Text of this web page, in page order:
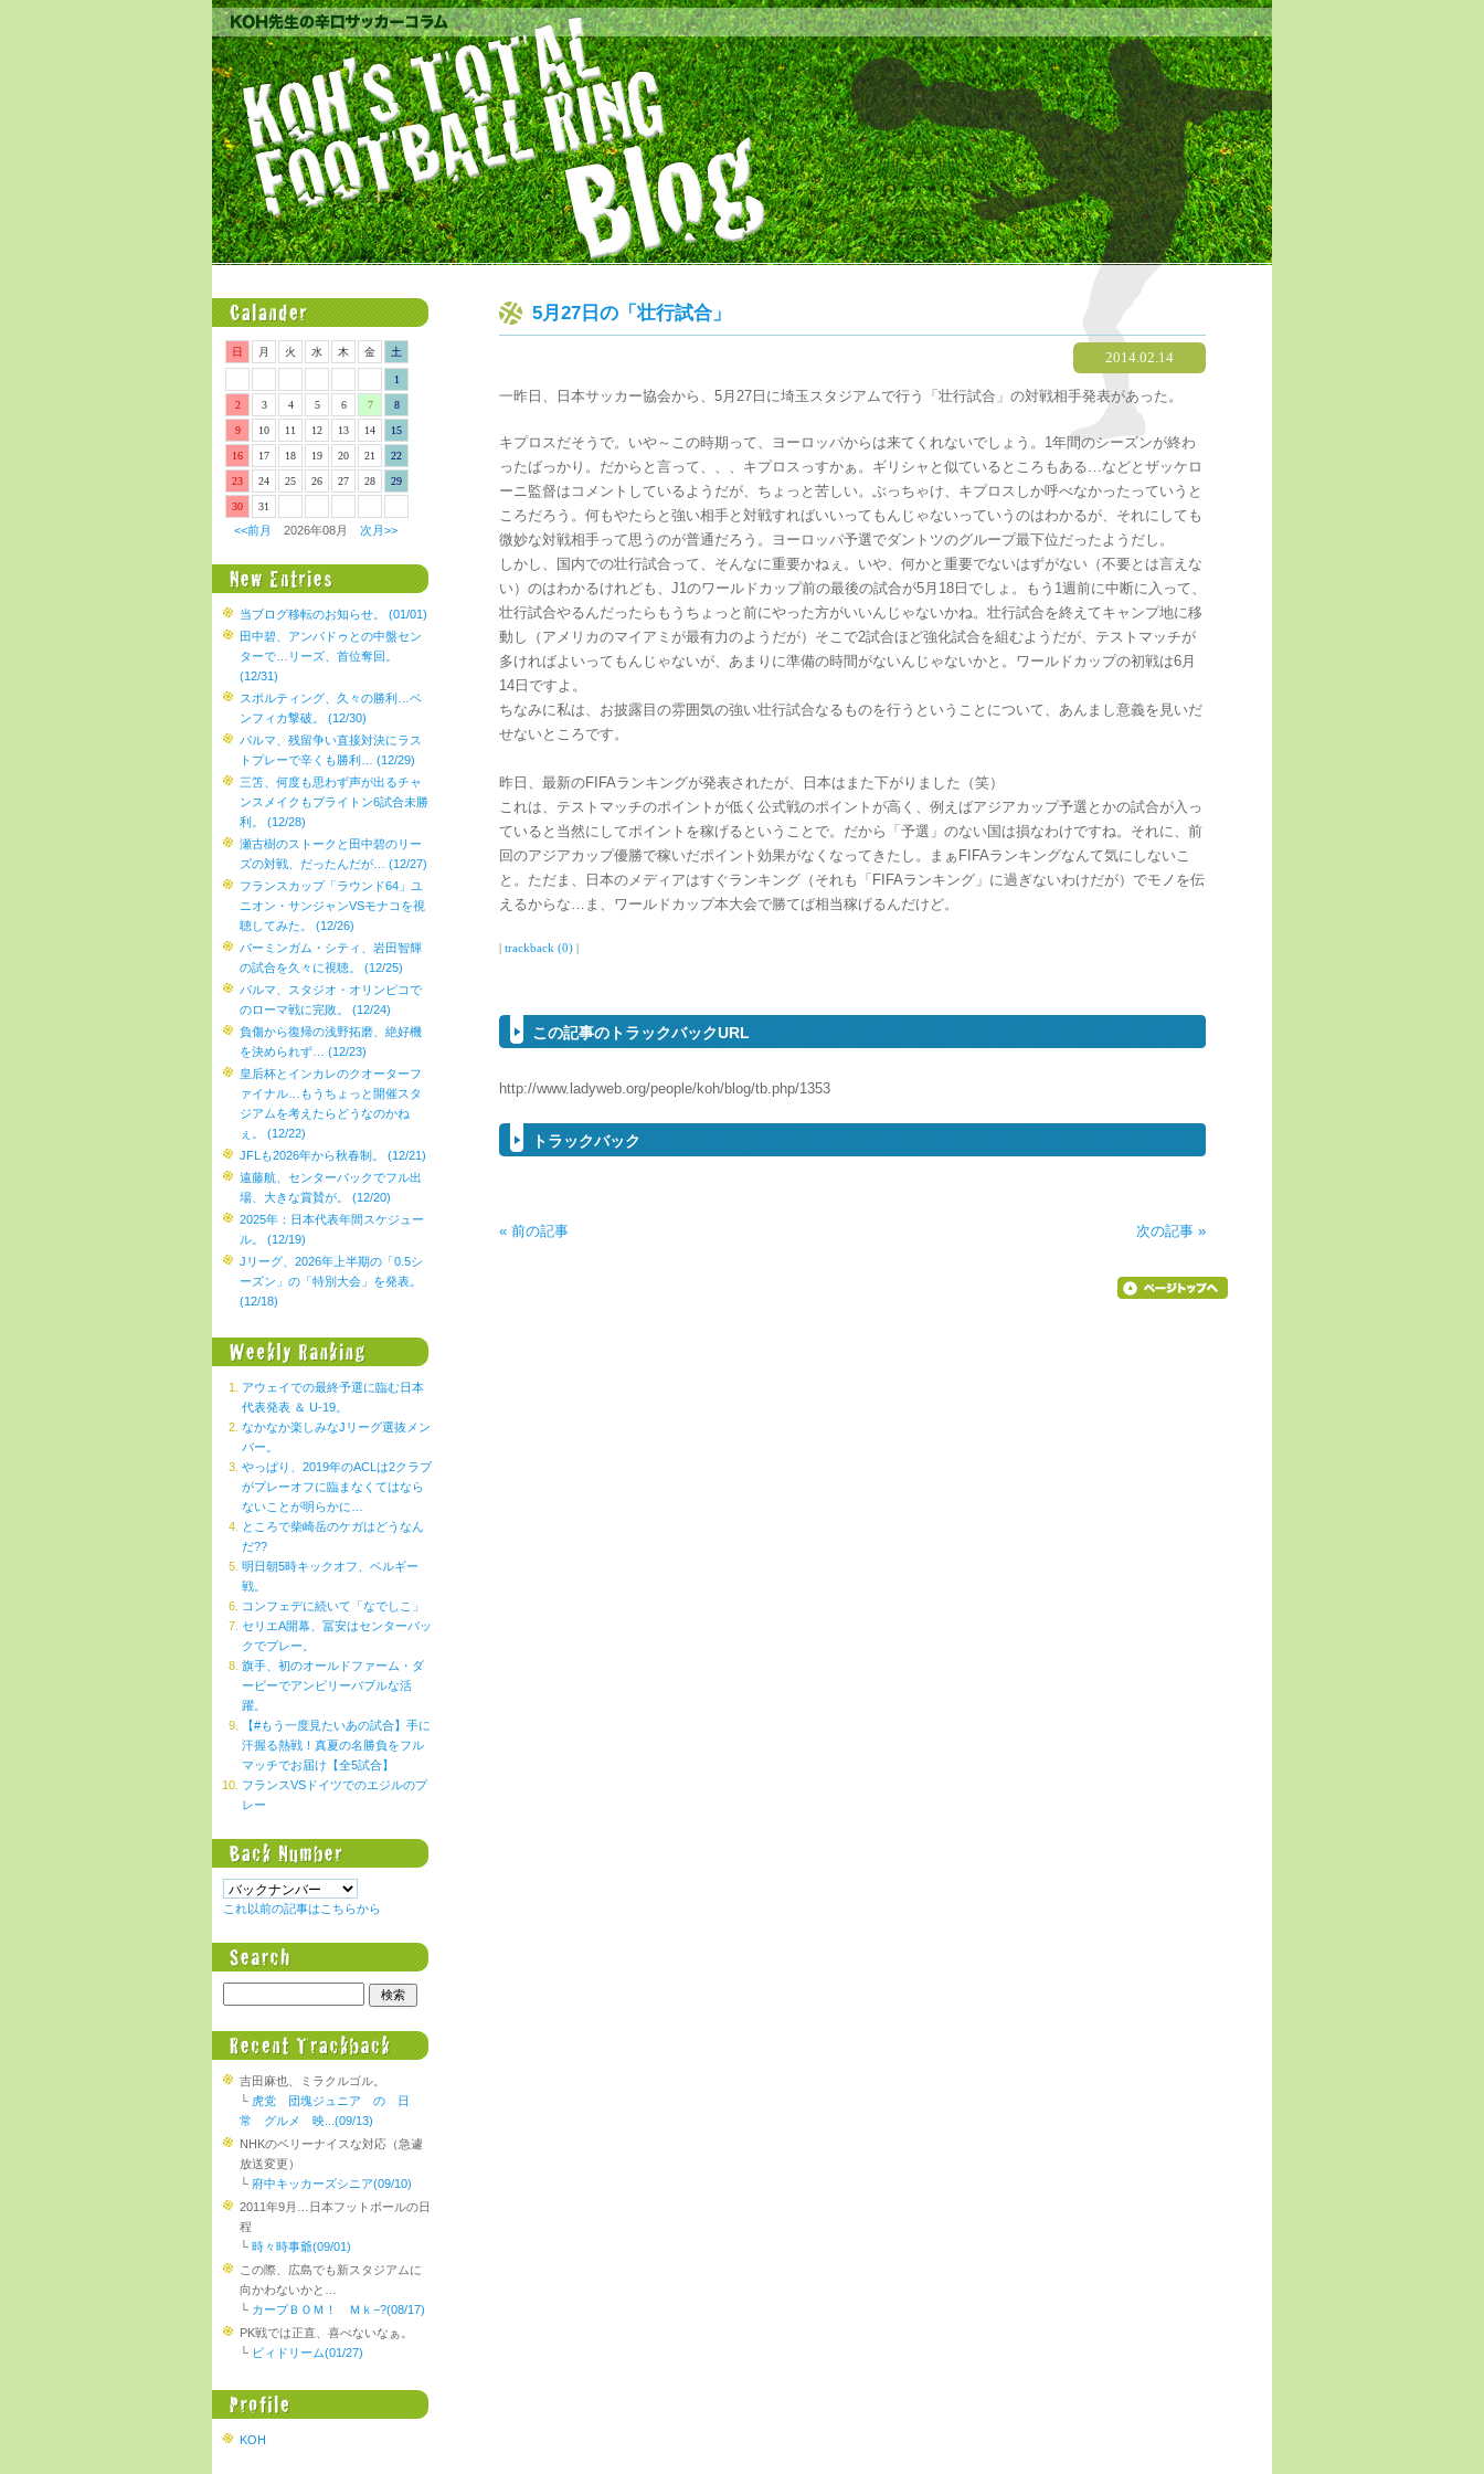
5月27日の「壮行試合」
2014.02.14
一昨日、日本サッカー協会から、5月27日に埼玉スタジアムで行う「壮行試合」の対戦相手発表があった。
キプロスだそうで。いや～この時期って、ヨーロッパからは来てくれないでしょう。1年間のシーズンが終わ
ったばっかり。だからと言って、、、キプロスっすかぁ。ギリシャと似ているところもある…などとザッケロ
ーニ監督はコメントしているようだが、ちょっと苦しい。ぶっちゃけ、キプロスしか呼べなかったっていうと
ころだろう。何もやたらと強い相手と対戦すればいいってもんじゃないっていうのはわかるが、それにしても
微妙な対戦相手って思うのが普通だろう。ヨーロッパ予選でダントツのグループ最下位だったようだし。
しかし、国内での壮行試合って、そんなに重要かねぇ。いや、何かと重要でないはずがない（不要とは言えな
い）のはわかるけれども、J1のワールドカップ前の最後の試合が5月18日でしょ。もう1週前に中断に入って、
壮行試合やるんだったらもうちょっと前にやった方がいいんじゃないかね。壮行試合を終えてキャンプ地に移
動し（アメリカのマイアミが最有力のようだが）そこで2試合ほど強化試合を組むようだが、テストマッチが
多ければよいってもんじゃないが、あまりに準備の時間がないんじゃないかと。ワールドカップの初戦は6月
14日ですよ。
ちなみに私は、お披露目の雰囲気の強い壮行試合なるものを行うということについて、あんまし意義を見いだ
せないところです。
昨日、最新のFIFAランキングが発表されたが、日本はまた下がりました（笑）
これは、テストマッチのポイントが低く公式戦のポイントが高く、例えばアジアカップ予選とかの試合が入っ
ていると当然にしてポイントを稼げるということで。だから「予選」のない国は損なわけですね。それに、前
回のアジアカップ優勝で稼いだポイント効果がなくなってきたし。まぁFIFAランキングなんて気にしないこ
と。ただま、日本のメディアはすぐランキング（それも「FIFAランキング」に過ぎないわけだが）でモノを伝
えるからな…ま、ワールドカップ本大会で勝てば相当稼げるんだけど。
| trackback (0) |
この記事のトラックバックURL
http://www.ladyweb.org/people/koh/blog/tb.php/1353
トラックバック
« 前の記事 次の記事 »
日 月 火 水 木 金 土
1
2 3 4 5 6 7 8
9 10 11 12 13 14 15
16 17 18 19 20 21 22
23 24 25 26 27 28 29
30 31
<<前月 2026年08月 次月>>
当ブログ移転のお知らせ。 (01/01)
田中碧、アンパドゥとの中盤セン
ターで…リーズ、首位奪回。
(12/31)
スポルティング、久々の勝利…ベ
ンフィカ撃破。 (12/30)
パルマ、残留争い直接対決にラス
トプレーで辛くも勝利… (12/29)
三笘、何度も思わず声が出るチャ
ンスメイクもブライトン6試合未勝
利。 (12/28)
瀬古樹のストークと田中碧のリー
ズの対戦、だったんだが… (12/27)
フランスカップ「ラウンド64」ユ
ニオン・サンジャンVSモナコを視
聴してみた。 (12/26)
バーミンガム・シティ、岩田智輝
の試合を久々に視聴。 (12/25)
パルマ、スタジオ・オリンピコで
のローマ戦に完敗。 (12/24)
負傷から復帰の浅野拓磨、絶好機
を決められず… (12/23)
皇后杯とインカレのクオーターフ
ァイナル…もうちょっと開催スタ
ジアムを考えたらどうなのかね
ぇ。 (12/22)
JFLも2026年から秋春制。 (12/21)
遠藤航、センターバックでフル出
場、大きな賞賛が。 (12/20)
2025年：日本代表年間スケジュー
ル。 (12/19)
Jリーグ、2026年上半期の「0.5シ
ーズン」の「特別大会」を発表。
(12/18)
アウェイでの最終予選に臨む日本
代表発表 ＆ U-19。
なかなか楽しみなJリーグ選抜メン
バー。
やっぱり、2019年のACLは2クラブ
がプレーオフに臨まなくてはなら
ないことが明らかに…
ところで柴崎岳のケガはどうなん
だ??
明日朝5時キックオフ、ベルギー
戦。
コンフェデに続いて「なでしこ」
セリエA開幕、冨安はセンターバッ
クでプレー。
旗手、初のオールドファーム・ダ
ービーでアンビリーバブルな活
躍。
【#もう一度見たいあの試合】手に
汗握る熱戦！真夏の名勝負をフル
マッチでお届け【全5試合】
フランスVSドイツでのエジルのプ
レー
これ以前の記事はこちらから
吉田麻也、ミラクルゴル。
└ 虎党 団塊ジュニア の 日
常 グルメ 映...(09/13)
NHKのベリーナイスな対応（急遽
放送変更）
└ 府中キッカーズシニア(09/10)
2011年9月…日本フットボールの日
程
└ 時々時事爺(09/01)
この際、広島でも新スタジアムに
向かわないかと…
└ カープＢＯＭ！ Ｍｋ−?(08/17)
PK戦では正直、喜べないなぁ。
└ ビィドリーム(01/27)
KOH